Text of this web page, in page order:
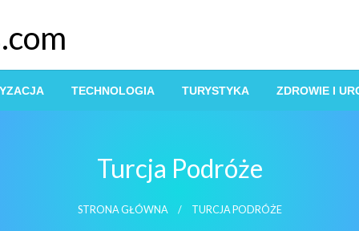
TECHNOLOGIA TURYSTYKA ZDROWIE I
Turcja Podróże
STRONA GŁÓWNA TURCJA PODRÓŻE